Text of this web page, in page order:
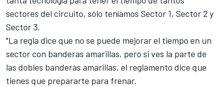
sectores del circuito, sólo teníamos Sector 1, Sector 2 y
Sector 3.
"La regla dice que no se puede mejorar el tiempo en un
sector con banderas amarillas, pero si ves la parte de
las dobles banderas amarillas, el reglamento dice que
tienes que prepararte para frenar.